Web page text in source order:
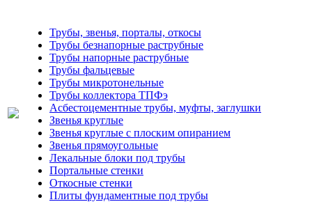
Трубы, звенья, порталы, откосы
Трубы безнапорные раструбные
Трубы напорные раструбные
Трубы фальцевые
Трубы микротонельные
Трубы коллектора ТПФэ
Асбестоцементные трубы, муфты, заглушки
Звенья круглые
Звенья круглые с плоским опиранием
Звенья прямоугольные
Лекальные блоки под трубы
Портальные стенки
Откосные стенки
Плиты фундаментные под трубы